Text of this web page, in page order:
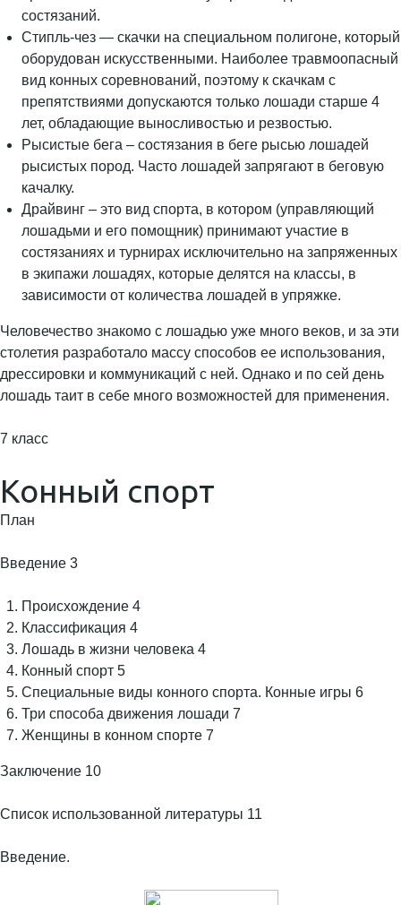
состязаний.
Стипль-чез — скачки на специальном полигоне, который
оборудован искусственными. Наиболее травмоопасный
вид конных соревнований, поэтому к скачкам с
препятствиями допускаются только лошади старше 4
лет, обладающие выносливостью и резвостью.
Рысистые бега – состязания в беге рысью лошадей
рысистых пород. Часто лошадей запрягают в беговую
качалку.
Драйвинг – это вид спорта, в котором (управляющий
лошадьми и его помощник) принимают участие в
состязаниях и турнирах исключительно на запряженных
в экипажи лошадях, которые делятся на классы, в
зависимости от количества лошадей в упряжке.
Человечество знакомо с лошадью уже много веков, и за эти
столетия разработало массу способов ее использования,
дрессировки и коммуникаций с ней. Однако и по сей день
лошадь таит в себе много возможностей для применения.
7 класс
Конный спорт
План
Введение 3
Происхождение 4
Классификация 4
Лошадь в жизни человека 4
Конный спорт 5
Специальные виды конного спорта. Конные игры 6
Три способа движения лошади 7
Женщины в конном спорте 7
Заключение 10
Список использованной литературы 11
Введение.